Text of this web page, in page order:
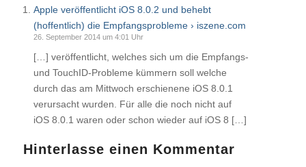
Apple veröffentlicht iOS 8.0.2 und behebt
(hoffentlich) die Empfangsprobleme › iszene.com
26. September 2014 um 4:01 Uhr
[…] veröffentlicht, welches sich um die Empfangs-
und TouchID-Probleme kümmern soll welche
durch das am Mittwoch erschienene iOS 8.0.1
verursacht wurden. Für alle die noch nicht auf
iOS 8.0.1 waren oder schon wieder auf iOS 8 […]
Hinterlasse einen Kommentar